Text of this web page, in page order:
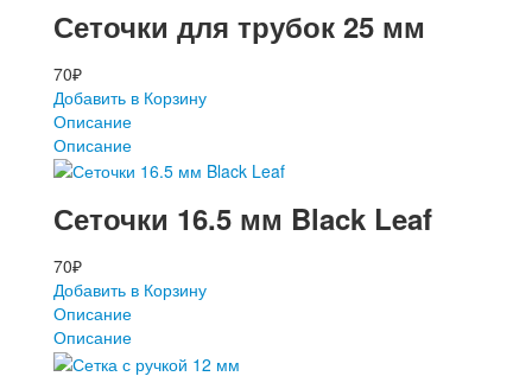
Сеточки для трубок 25 мм
70₽
Добавить в Корзину
Описание
Описание
Сеточки 16.5 мм Black Leaf
70₽
Добавить в Корзину
Описание
Описание